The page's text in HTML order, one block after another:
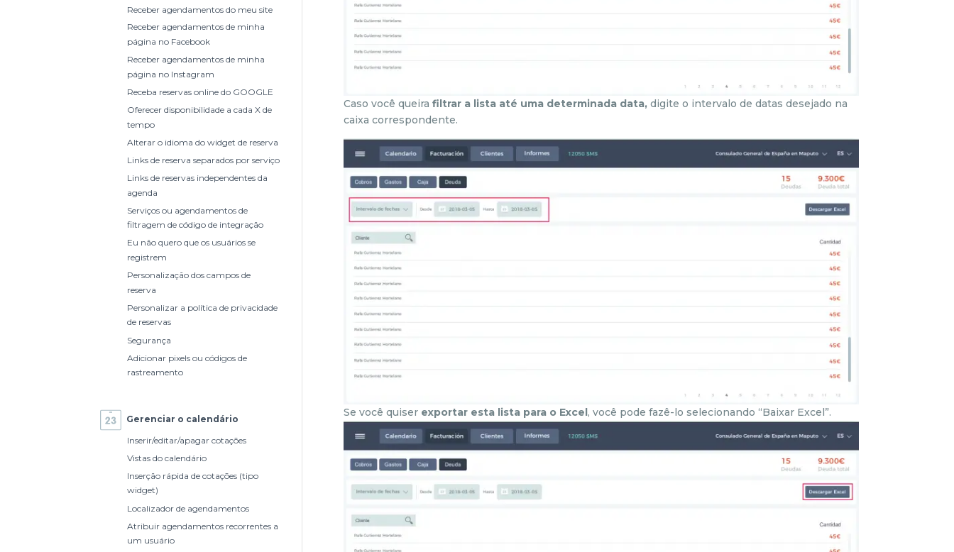
Caso você queira filtrar a lista até uma determinada data,digite o intervalo de datas desejado na
caixa correspondente.
Se você quiser exportar esta lista para o Excel , você pode fazê-lo selecionando “Baixar Excel”.
Receber agendamentos do meu site
Receber agendamentos de minha
página no Facebook
Receber agendamentos de minha
página no Instagram
Receba reservas online do GOOGLE
Oferecer disponibilidade a cada X de
tempo
Alterar o idioma do widget de reserva
Links de reserva separados por serviço
Links de reservas independentes da
agenda
Serviços ou agendamentos de
filtragem de código de integração
Eu não quero que os usuários se
registrem
Personalização dos campos de
reserva
Personalizar a política de privacidade
de reservas
Segurança
Adicionar pixels ou códigos de
rastreamento
Gerenciar o calendário
Inserir/editar/apagar cotações
Vistas do calendário
Inserção rápida de cotações (tipo
widget)
Localizador de agendamentos
Atribuir agendamentos recorrentes a
um usuário